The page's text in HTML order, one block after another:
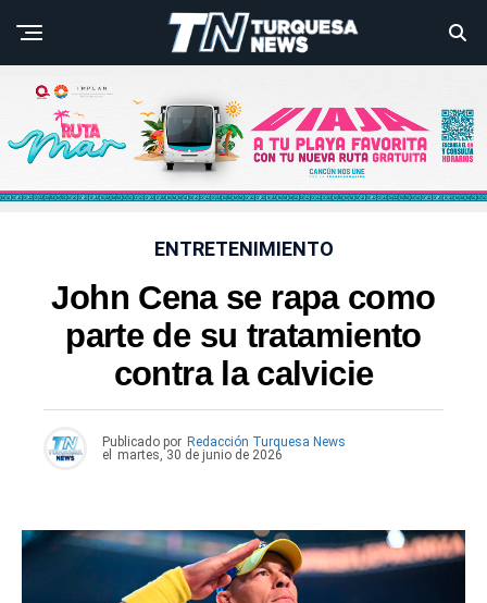
ENTRETENIMIENTO
John Cena se rapa como
parte de su tratamiento
contra la calvicie
Publicado por Redacción Turquesa News
el
martes, 30 de junio de 2026